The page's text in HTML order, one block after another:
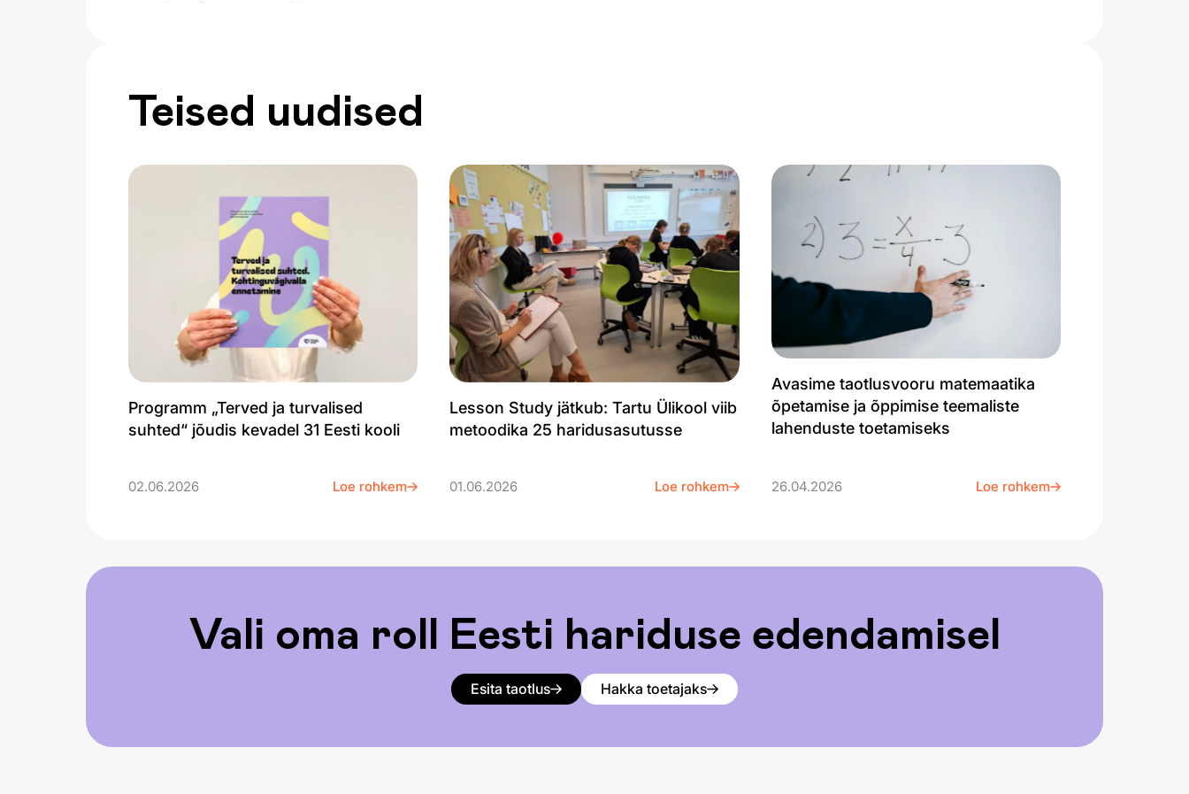
Teised uudised
Programm „Terved ja turvalised
suhted“ jõudis kevadel 31 Eesti kooli
02.06.2026 Loe rohkem
Lesson Study jätkub: Tartu Ülikool viib
metoodika 25 haridusasutusse
01.06.2026 Loe rohkem
Avasime taotlusvooru matemaatika
õpetamise ja õppimise teemaliste
lahenduste toetamiseks
26.04.2026 Loe rohkem
Vali oma roll Eesti hariduse edendamisel
Esita taotlus Hakka toetajaks